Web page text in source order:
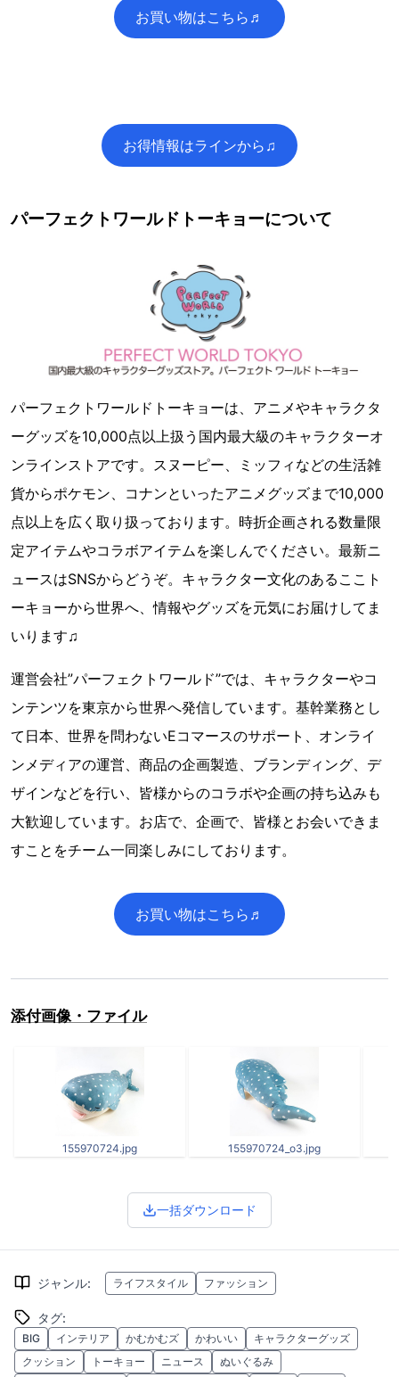
お買い物はこちら♬
お得情報はラインから♫
パーフェクトワールドトーキョーについて
パーフェクトワールドトーキョーは、アニメやキャラクタ
ーグッズを10,000点以上扱う国内最大級のキャラクターオ
ンラインストアです。スヌーピー、ミッフィなどの生活雑
貨からポケモン、コナンといったアニメグッズまで10,000
点以上を広く取り扱っております。時折企画される数量限
定アイテムやコラボアイテムを楽しんでください。最新ニ
ュースはSNSからどうぞ。キャラクター文化のあるここト
ーキョーから世界へ、情報やグッズを元気にお届けしてま
いります♫
運営会社”パーフェクトワールド”では、キャラクターやコ
ンテンツを東京から世界へ発信しています。基幹業務とし
て日本、世界を問わないEコマースのサポート、オンライ
ンメディアの運営、商品の企画製造、ブランディング、デ
ザインなどを行い、皆様からのコラボや企画の持ち込みも
大歓迎しています。お店で、企画で、皆様とお会いできま
すことをチーム一同楽しみにしております。
お買い物はこちら♬
添付画像・ファイル
155970724.jpg 155970724_o3.jpg
一括ダウンロード
ジャンル: ライフスタイル ファッション
タグ:
BIG インテリア かむかむズ かわいい
キャラクターグッズ
クッション
トーキョー ニュース
ぬいぐるみ